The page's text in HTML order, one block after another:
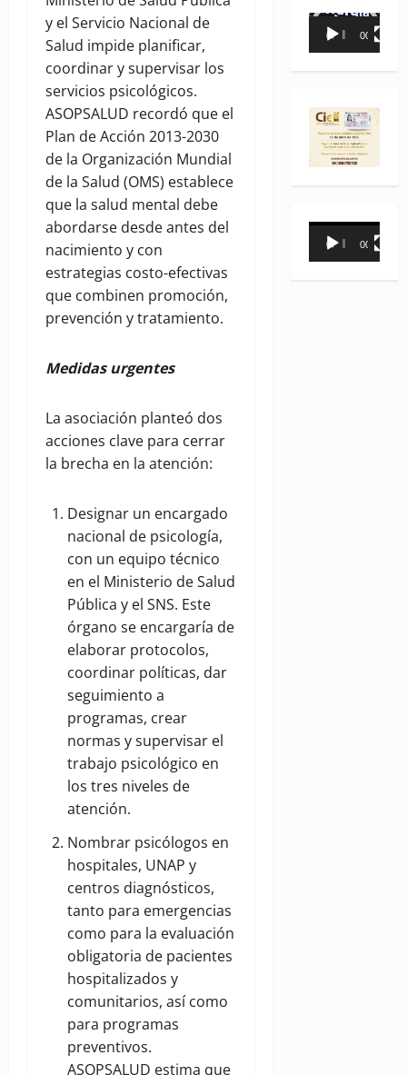
y el Servicio Nacional de
Salud impide planificar,
coordinar y supervisar los
servicios psicológicos.
ASOPSALUD recordó que el
Plan de Acción 2013-2030
de la Organización Mundial
de la Salud (OMS) establece
que la salud mental debe
abordarse desde antes del
nacimiento y con
estrategias costo-efectivas
que combinen promoción,
prevención y tratamiento.
Medidas urgentes
La asociación planteó dos
acciones clave para cerrar
la brecha en la atención:
Designar un encargado
nacional de psicología,
con un equipo técnico
en el Ministerio de Salud
Pública y el SNS. Este
órgano se encargaría de
elaborar protocolos,
coordinar políticas, dar
seguimiento a
programas, crear
normas y supervisar el
trabajo psicológico en
los tres niveles de
atención.
Nombrar psicólogos en
hospitales, UNAP y
centros diagnósticos,
tanto para emergencias
como para la evaluación
obligatoria de pacientes
hospitalizados y
comunitarios, así como
para programas
preventivos.
ASOPSALUD estima que
Reproductor
00:00 00:35
Reproductor
00:00 00:31